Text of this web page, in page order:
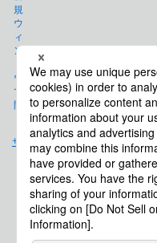
サイトマップ